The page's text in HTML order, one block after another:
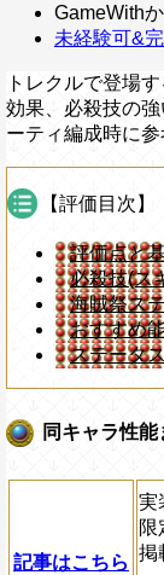
GameWith
未経験可&
トレクルで登場
効果、必殺技の
ーティ編成時に参
【評価目次】
評価点と
必殺技(ス
海賊祭ス
おすすめ
ステータ
同キャラ性
記事はこちら
実
限
掲